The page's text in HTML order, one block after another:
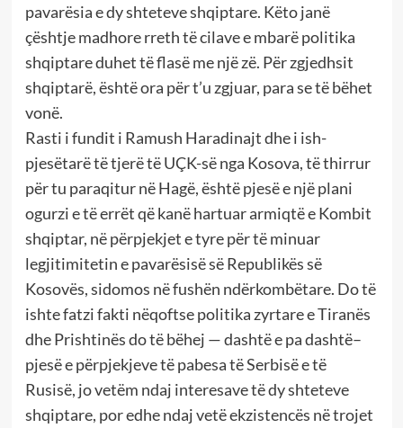
pavarësia e dy shteteve shqiptare. Këto janë
çështje madhore rreth të cilave e mbarë politika
shqiptare duhet të flasë me një zë. Për zgjedhsit
shqiptarë, është ora për t’u zgjuar, para se të bëhet
vonë.
Rasti i fundit i Ramush Haradinajt dhe i ish-
pjesëtarë të tjerë të UÇK-së nga Kosova, të thirrur
për tu paraqitur në Hagë, është pjesë e një plani
ogurzi e të errët që kanë hartuar armiqtë e Kombit
shqiptar, në përpjekjet e tyre për të minuar
legjitimitetin e pavarësisë së Republikës së
Kosovës, sidomos në fushën ndërkombëtare. Do të
ishte fatzi fakti nëqoftse politika zyrtare e Tiranës
dhe Prishtinës do të bëhej — dashtë e pa dashtë–
pjesë e përpjekjeve të pabesa të Serbisë e të
Rusisë, jo vetëm ndaj interesave të dy shteteve
shqiptare, por edhe ndaj vetë ekzistencës në trojet